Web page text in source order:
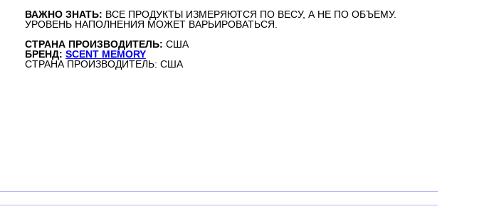
ВАЖНО ЗНАТЬ: ВСЕ ПРОДУКТЫ ИЗМЕРЯЮТСЯ ПО ВЕСУ, А НЕ ПО ОБЪЕМУ.
УРОВЕНЬ НАПОЛНЕНИЯ МОЖЕТ ВАРЬИРОВАТЬСЯ.
СТРАНА ПРОИЗВОДИТЕЛЬ: США
БРЕНД: SCENT MEMORY
СТРАНА ПРОИЗВОДИТЕЛЬ: США